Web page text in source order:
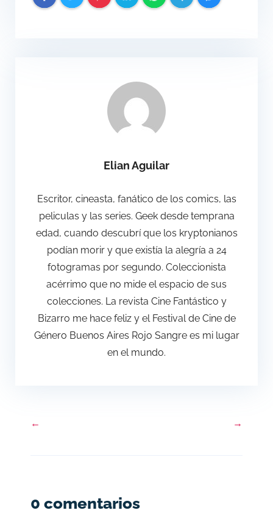
Elian Aguilar
Escritor, cineasta, fanático de los comics, las
peliculas y las series. Geek desde temprana
edad, cuando descubrí que los kryptonianos
podían morir y que existía la alegría a 24
fotogramas por segundo. Coleccionista
acérrimo que no mide el espacio de sus
colecciones. La revista Cine Fantástico y
Bizarro me hace feliz y el Festival de Cine de
Género Buenos Aires Rojo Sangre es mi lugar
en el mundo.
← →
0 comentarios